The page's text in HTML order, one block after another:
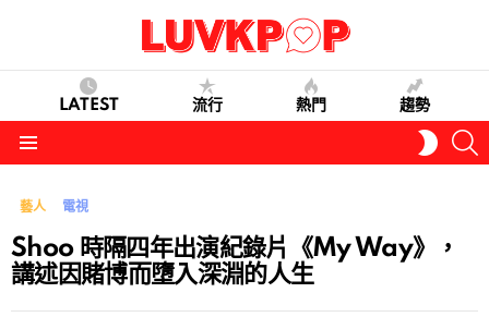
LATEST 流行 熱門 趨勢
SKIN
藝人 電視
Shoo 時隔四年出演紀錄片《My Way》，
講述因賭博而墮入深淵的人生